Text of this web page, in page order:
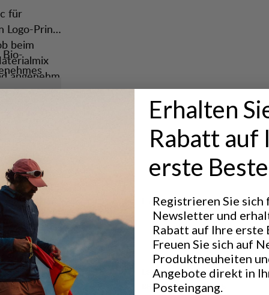
für
Logo-Print
beim
angenehm
Bio-
Hervorragend für
OUTDOOR LIFE
Leistung
BREATHABILITY 4/6
Erhalten
Rabatt auf
erste
Registrieren Sie sich
Newsletter und
Rabatt auf Ihre erste
Freuen Sie sich auf
Produktneuheiten
Angebote direkt in
Posteingang.